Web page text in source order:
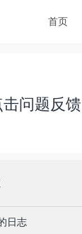
首页
击问题反馈
日志